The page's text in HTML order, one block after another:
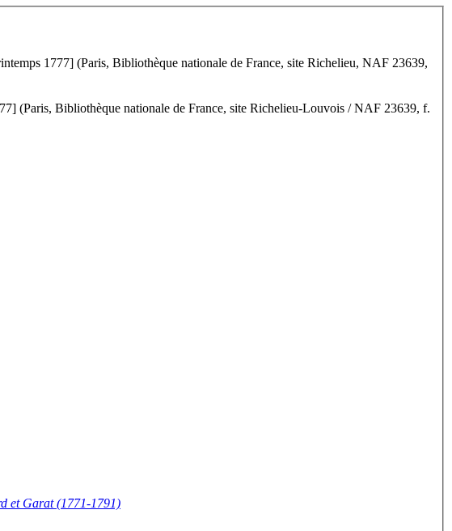
1777] (Paris, Bibliothèque nationale de France, site Richelieu, NAF 23639,
(Paris, Bibliothèque nationale de France, site Richelieu-Louvois / NAF 23639, f.
et Garat (1771-1791)